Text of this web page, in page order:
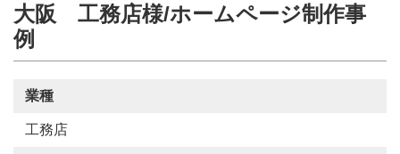
大阪 工務店様/ホームページ制作事
例
業種
工務店